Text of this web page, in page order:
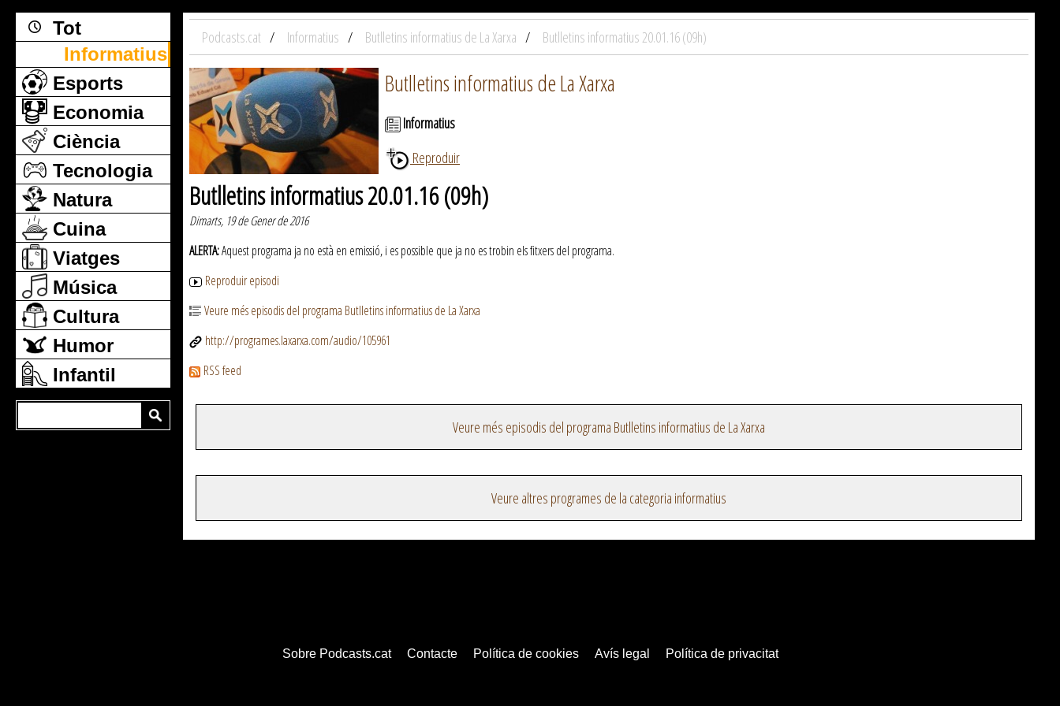
Tot
Informatius
Esports
Economia
Ciència
Tecnologia
Natura
Cuina
Viatges
Música
Cultura
Humor
Infantil
Podcasts.cat Informatius Butlletins informatius de La Xarxa Butlletins informatius 20.01.16 (09h)
Butlletins informatius de La Xarxa
Informatius
Reproduir
Butlletins informatius 20.01.16 (09h)
Dimarts, 19 de Gener de 2016
ALERTA:Aquest programa ja no està en emissió, i es possible que ja no es trobin els fitxers del programa.
Reproduir episodi
Veure més episodis del programa Butlletins informatius de La Xarxa
http://programes.laxarxa.com/audio/105961
RSS feed
Veure més episodis del programa Butlletins informatius de La Xarxa
Veure altres programes de la categoria informatius
Sobre Podcasts.cat Contacte Política de cookies Avís legal Política de privacitat